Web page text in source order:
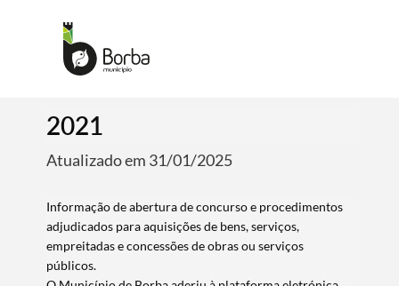
2021
Atualizado em 31/01/2025
Informação de abertura de concurso e procedimentos
adjudicados para aquisições de bens, serviços,
empreitadas e concessões de obras ou serviços
públicos.